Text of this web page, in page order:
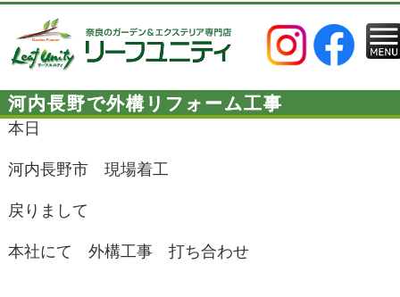
河内長野で外構リフォーム工事
本日
河内長野市 現場着工
戻りまして
本社にて 外構工事 打ち合わせ